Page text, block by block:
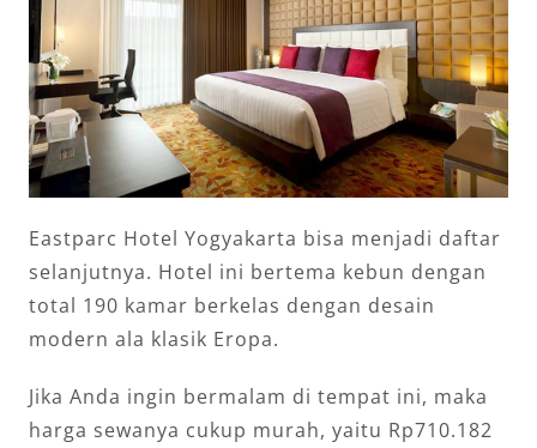
Eastparc Hotel Yogyakarta bisa menjadi daftar
selanjutnya. Hotel ini bertema kebun dengan
total 190 kamar berkelas dengan desain
modern ala klasik Eropa.
Jika Anda ingin bermalam di tempat ini, maka
harga sewanya cukup murah, yaitu Rp710.182